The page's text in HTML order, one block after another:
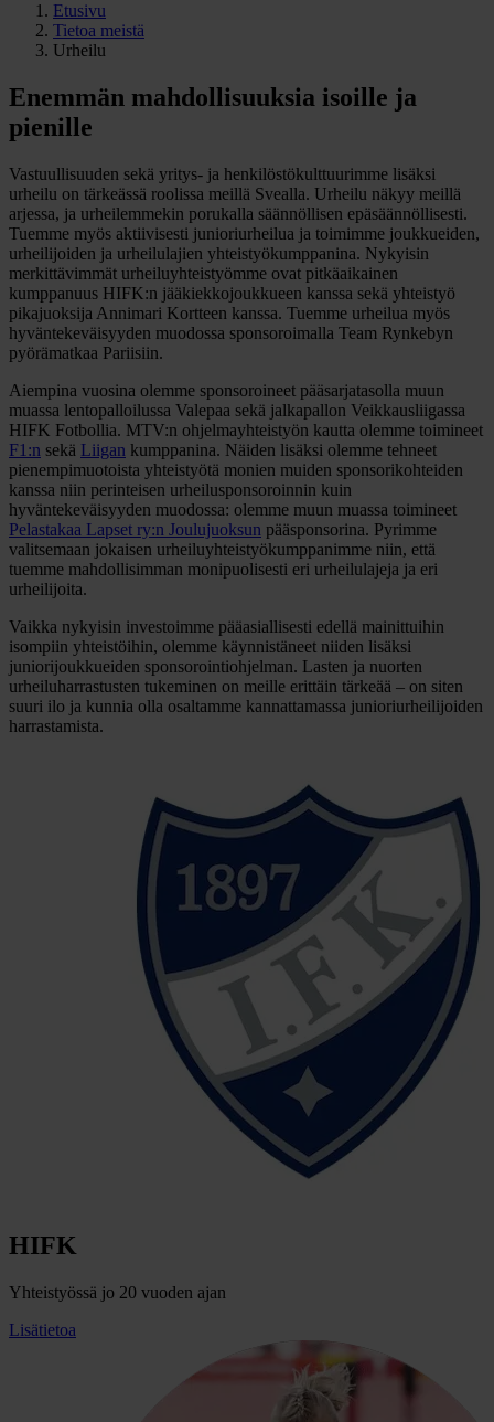
Etusivu
Tietoa meistä
Urheilu
Enemmän mahdollisuuksia isoille ja
pienille
Vastuullisuuden sekä yritys- ja henkilöstökulttuurimme lisäksi
urheilu on tärkeässä roolissa meillä Svealla. Urheilu näkyy meillä
arjessa, ja urheilemmekin porukalla säännöllisen epäsäännöllisesti.
Tuemme myös aktiivisesti junioriurheilua ja toimimme joukkueiden,
urheilijoiden ja urheilulajien yhteistyökumppanina. Nykyisin
merkittävimmät urheiluyhteistyömme ovat pitkäaikainen
kumppanuus HIFK:n jääkiekkojoukkueen kanssa sekä yhteistyö
pikajuoksija Annimari Kortteen kanssa. Tuemme urheilua myös
hyväntekeväisyyden muodossa sponsoroimalla Team Rynkebyn
pyörämatkaa Pariisiin.
Aiempina vuosina olemme sponsoroineet pääsarjatasolla muun
muassa lentopalloilussa Valepaa sekä jalkapallon Veikkausliigassa
HIFK Fotbollia. MTV:n ohjelmayhteistyön kautta olemme toimineet
F1:n sekä Liigan kumppanina. Näiden lisäksi olemme tehneet
pienempimuotoista yhteistyötä monien muiden sponsorikohteiden
kanssa niin perinteisen urheilusponsoroinnin kuin
hyväntekeväisyyden muodossa: olemme muun muassa toimineet
Pelastakaa Lapset ry:n Joulujuoksun pääsponsorina. Pyrimme
valitsemaan jokaisen urheiluyhteistyökumppanimme niin, että
tuemme mahdollisimman monipuolisesti eri urheilulajeja ja eri
urheilijoita.
Vaikka nykyisin investoimme pääasiallisesti edellä mainittuihin
isompiin yhteistöihin, olemme käynnistäneet niiden lisäksi
juniorijoukkueiden sponsorointiohjelman. Lasten ja nuorten
urheiluharrastusten tukeminen on meille erittäin tärkeää – on siten
suuri ilo ja kunnia olla osaltamme kannattamassa junioriurheilijoiden
harrastamista.
HIFK
Yhteistyössä jo 20 vuoden ajan
Lisätietoa